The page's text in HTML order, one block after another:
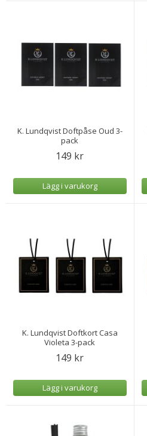
K. Lundqvist Doftpåse Oud 3-
pack
149 kr
Lägg i varukorg
K. Lundqvist Doftkort Casa
Violeta 3-pack
149 kr
Lägg i varukorg